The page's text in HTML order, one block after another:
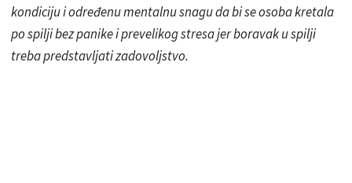
kondiciju i određenu mentalnu snagu da bi se osoba kretala
po spilji bez panike i prevelikog stresa jer boravak u spilji
treba predstavljati zadovoljstvo.